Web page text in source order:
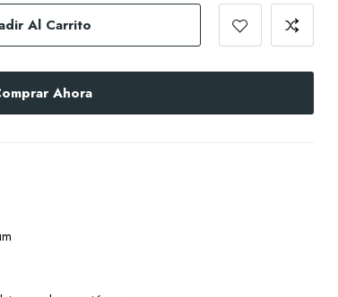
Al Carrito
Ahora